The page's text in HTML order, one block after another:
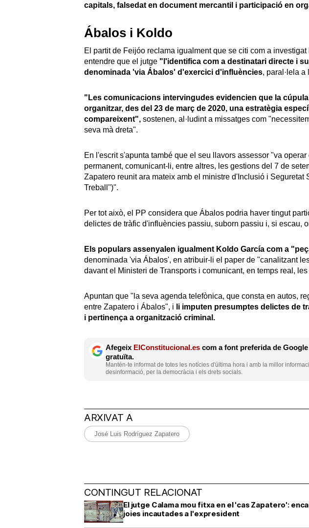
capitals, falsedat en document mercantil i participació en
Ábalos i Koldo
El partit de Feijóo reclama igualment que se citi com a
entendre que el jutge "l'identifica com a destinatari directe i
denominada 'via Ábalos' d'exercici d'influències, paral·lela a
"Les comunicacions intervingudes evidencien que la
organitzar, des del 23 de març de 2020, una estratègia
compareixent", sostenen, al·ludint a missatges com
seva mà dreta".
En l'escrit s'apunta també que el seu llavors assessor "va
permanent, comunicant-li, entre altres, les gestions del 7 de
Zapatero reunit ara mateix amb el ministre d'Inclusió i Seguretat
Treball")".
Per tot això, el PP considera que Ábalos podria haver tingut
delictes de tràfic d'influències passiu, suborn passiu i, si escau,
Els populars assenyalen igualment Koldo García com a
denominada 'via Ábalos', en atribuir-li el paper de "canalitzant
davant el Ministeri de Transports i comunicant, en temps real,
Apuntan que "la seva agenda telefònica, que consta en autos,
entre Zapatero i Ábalos", i li imputen presumptes delictes de
i pertinença a organització criminal.
Afegeix ElConstitucional.es com a font preferida de
gratuïta.
Mantén-te informat de totes les notícies d'última hora i amb la millor
desinformació, per la democràcia i els drets socials.
ARXIVAT A
José Luis Rodríguez Zapatero
CONTINGUT RELACIONAT
El jutge Calama mou fitxa en el 'cas Zapatero':
joies incautades a l'expresident